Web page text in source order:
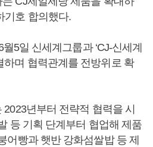
기호 합의했다.
5일 신세계그룹과 ‘CJ-신세계
하며 협력관계를 전방위로 확
년부터 전략적 협력을 시
등 기획 단계부터 협업해 제품
어빵과 햇반 강화섬쌀밥 등 제